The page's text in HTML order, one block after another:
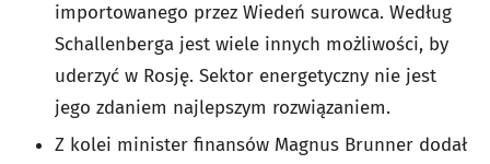
importowanego przez Wiedeń surowca. Według
Schallenberga jest wiele innych możliwości, by
uderzyć w Rosję. Sektor energetyczny nie jest
jego zdaniem najlepszym rozwiązaniem.
Z kolei minister finansów Magnus Brunner dodał